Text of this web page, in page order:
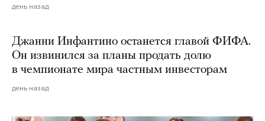
день назад
Джанни Инфантино останется главой ФИФА.
Он извинился за планы продать долю
в чемпионате мира частным инвесторам
день назад